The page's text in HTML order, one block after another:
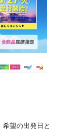
希望の出発日と